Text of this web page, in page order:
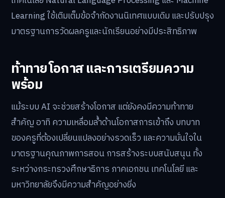
Learning ใช้เติมเต็มข้อจำกัดงานนิเทศแบบเดิม และปรับปรุง
มาตรฐานการวัดผลครูและนักเรียนอย่างมีประสิทธิภาพ
ท้าทาย โอกาส และการเตรียมความ
พร้อม
แม้ระบบ AI จะช่วยสร้างโอกาส แต่ยังคงมีความท้าทาย
สำคัญ อาทิ ความเหลื่อมล้ำด้านโอกาสการเข้าถึง บทบาท
ของครูที่ต้องเปลี่ยนแปลงอย่างรวดเร็ว และความมั่นใจใน
มาตรฐานคุณภาพการสอน การสร้างระบบสนับสนุน ทั้ง
ระหว่างกระทรวงศึกษาธิการ ภาคเอกชน เทคโนโลยี และ
มหาวิทยาลัยจึงมีความสำคัญอย่างยิ่ง